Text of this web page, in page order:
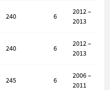
240 6
2012 –
2013
240 6
2012 –
2013
245 6
2006 –
2011